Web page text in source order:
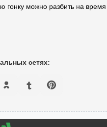
можно разбить на
сетях: